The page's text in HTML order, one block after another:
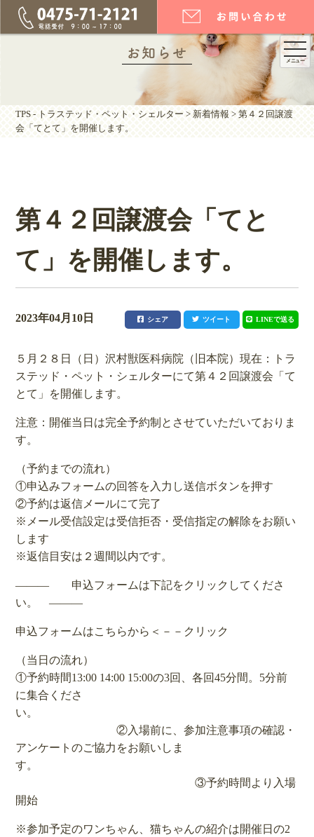
メニュー
お知らせ
TPS - トラステッド・ペット・シェルター >新着情報 >第４２回譲渡
会「てとて」を開催します。
第４２回譲渡会「てと
て」を開催します。
2023年04月10日 シェア ツイート LINEで送る
５月２８日（日）沢村獣医科病院（旧本院）現在：トラ
ステッド・ペット・シェルターにて第４２回譲渡会「て
とて」を開催します。
注意：開催当日は完全予約制とさせていただいておりま
す。
（予約までの流れ）
①申込みフォームの回答を入力し送信ボタンを押す
②予約は返信メールにて完了
※メール受信設定は受信拒否・受信指定の解除をお願い
します
※返信目安は２週間以内です。
――― 申込フォームは下記をクリックしてくださ
い。 ―――
申込フォームはこちらから ＜－－クリック
（当日の流れ）
①予約時間13:00 14:00 15:00の3回、各回45分間。5分前
に集合くださ
い。
②入場前に、参加注意事項の確認・
アンケートのご協力をお願いしま
す。
③予約時間より入場
開始
※参加予定のワンちゃん、猫ちゃんの紹介は開催日の2